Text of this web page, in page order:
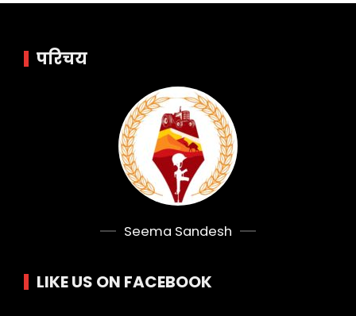
परिचय
Seema Sandesh
LIKE US ON FACEBOOK